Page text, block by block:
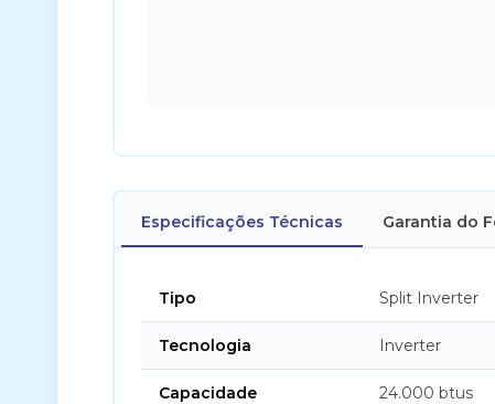
Especificações Técnicas Garantia do
Tipo Split Inverter
Tecnologia Inverter
Capacidade 24.000 btus